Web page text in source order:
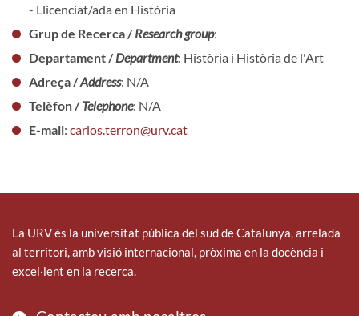
- Llicenciat/ada en Història
Grup de Recerca /Research group:
Departament /Department: Història i Història de l'Art
Adreça /Address: N/A
Telèfon /Telephone: N/A
E-mail: carlos.terron@urv.cat
La URV és la universitat pública del sud de Catalunya, arrelada
al territori, amb visió internacional, pròxima en la docència i
excel·lent en la recerca.